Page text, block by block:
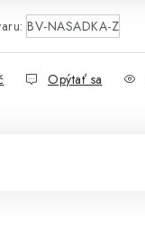
BV-NASADKA-Z
Opýtať sa